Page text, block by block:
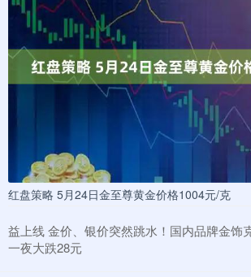
红盘策略 5月24日金至尊黄金价格1004元/克
益上线 金价、银价突然跳水！国内品牌金饰
一夜大跌28元